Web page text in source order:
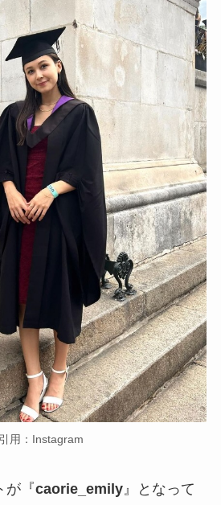
引用：Instagram
が『caorie_emily』となって